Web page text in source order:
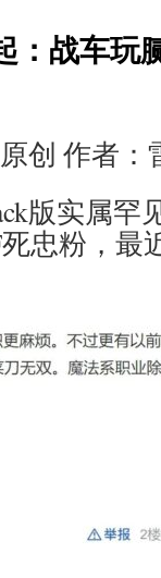
：战车玩
创 作者：
版实属罕
忠粉，最